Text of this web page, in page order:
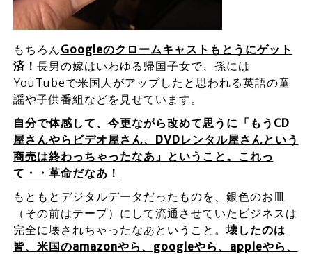
もちろんGoogleのクロームキャストもとうにゲット
済！ 長男の嫁はいわゆる帰国子女で、孫には
YouTubeで米国人がアップしたと思われる英語の童
謡や子供番組などを見せています。
自分で体感して、今更ながら改めて思うに「もうCD
屋さんやらビデオ屋さん、DVDレンタル屋さんという
商売は終わっちゃったなあ」ということ。これっ
て・・革命だなあ！
もともとデジタルデータだったものを、銀色のお皿
（その前はテープ）にして流通させていたビジネスは
完全に壊されちゃったなあということ。 壊したのは
皆、米国のamazonやら、googleやら、appleやら、